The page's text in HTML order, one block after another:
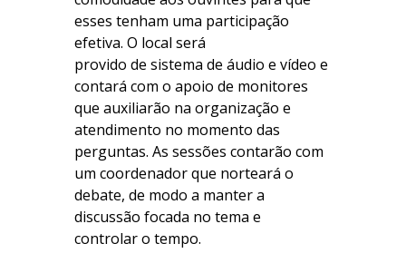
esses tenham uma participação
efetiva. O local será
provido de sistema de áudio e vídeo e
contará com o apoio de monitores
que auxiliarão na organização e
atendimento no momento das
perguntas. As sessões contarão com
um coordenador que norteará o
debate, de modo a manter a
discussão focada no tema e
controlar o tempo.